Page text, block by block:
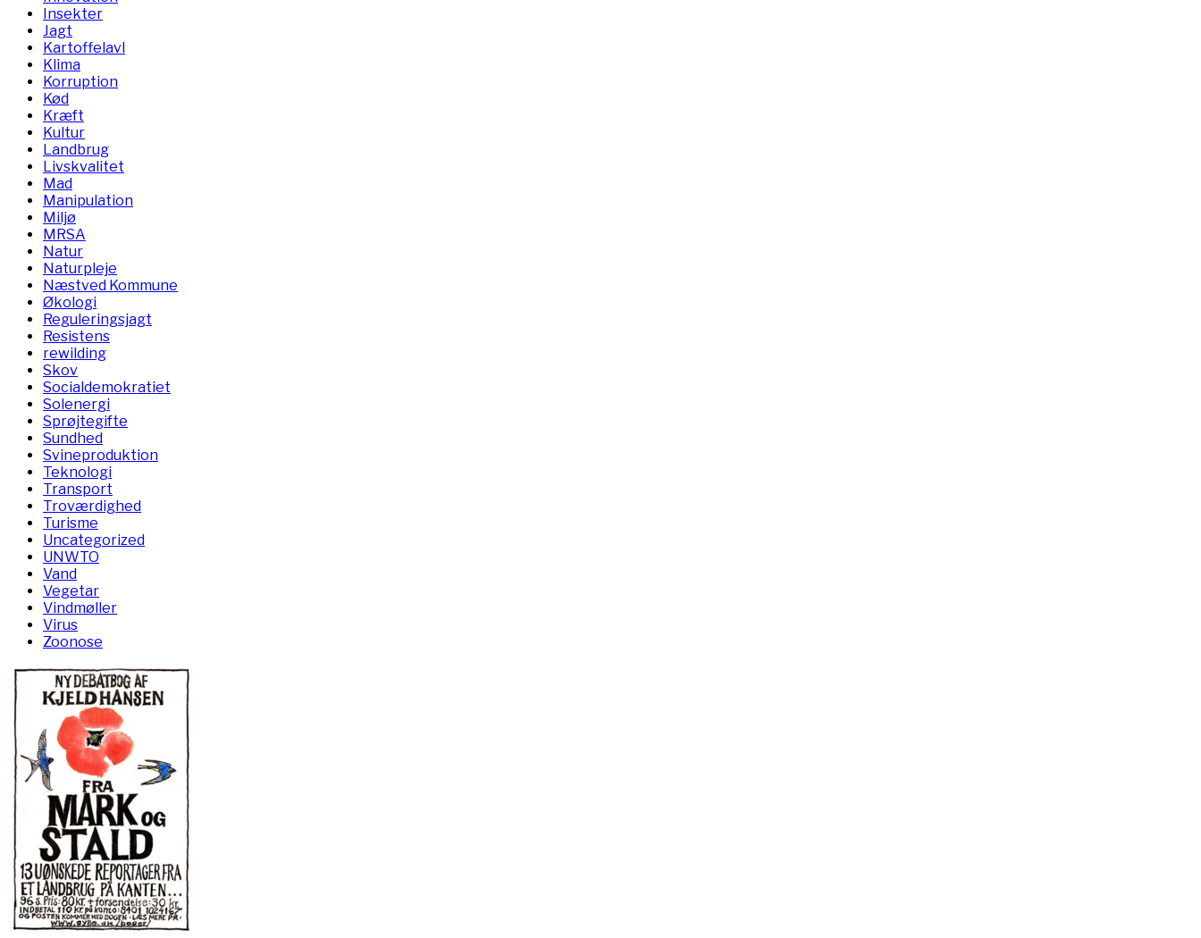
Insekter
Jagt
Kartoffelavl
Klima
Korruption
Kød
Kræft
Kultur
Landbrug
Livskvalitet
Mad
Manipulation
Miljø
MRSA
Natur
Naturpleje
Næstved Kommune
Økologi
Reguleringsjagt
Resistens
rewilding
Skov
Socialdemokratiet
Solenergi
Sprøjtegifte
Sundhed
Svineproduktion
Teknologi
Transport
Troværdighed
Turisme
Uncategorized
UNWTO
Vand
Vegetar
Vindmøller
Virus
Zoonose